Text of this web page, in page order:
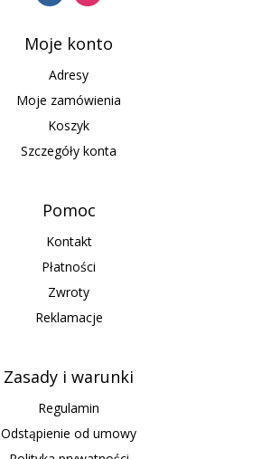
Moje konto
Adresy
Moje zamówienia
Koszyk
Szczegóły konta
Pomoc
Kontakt
Płatności
Zwroty
Reklamacje
Zasady i warunki
Regulamin
Odstąpienie od umowy